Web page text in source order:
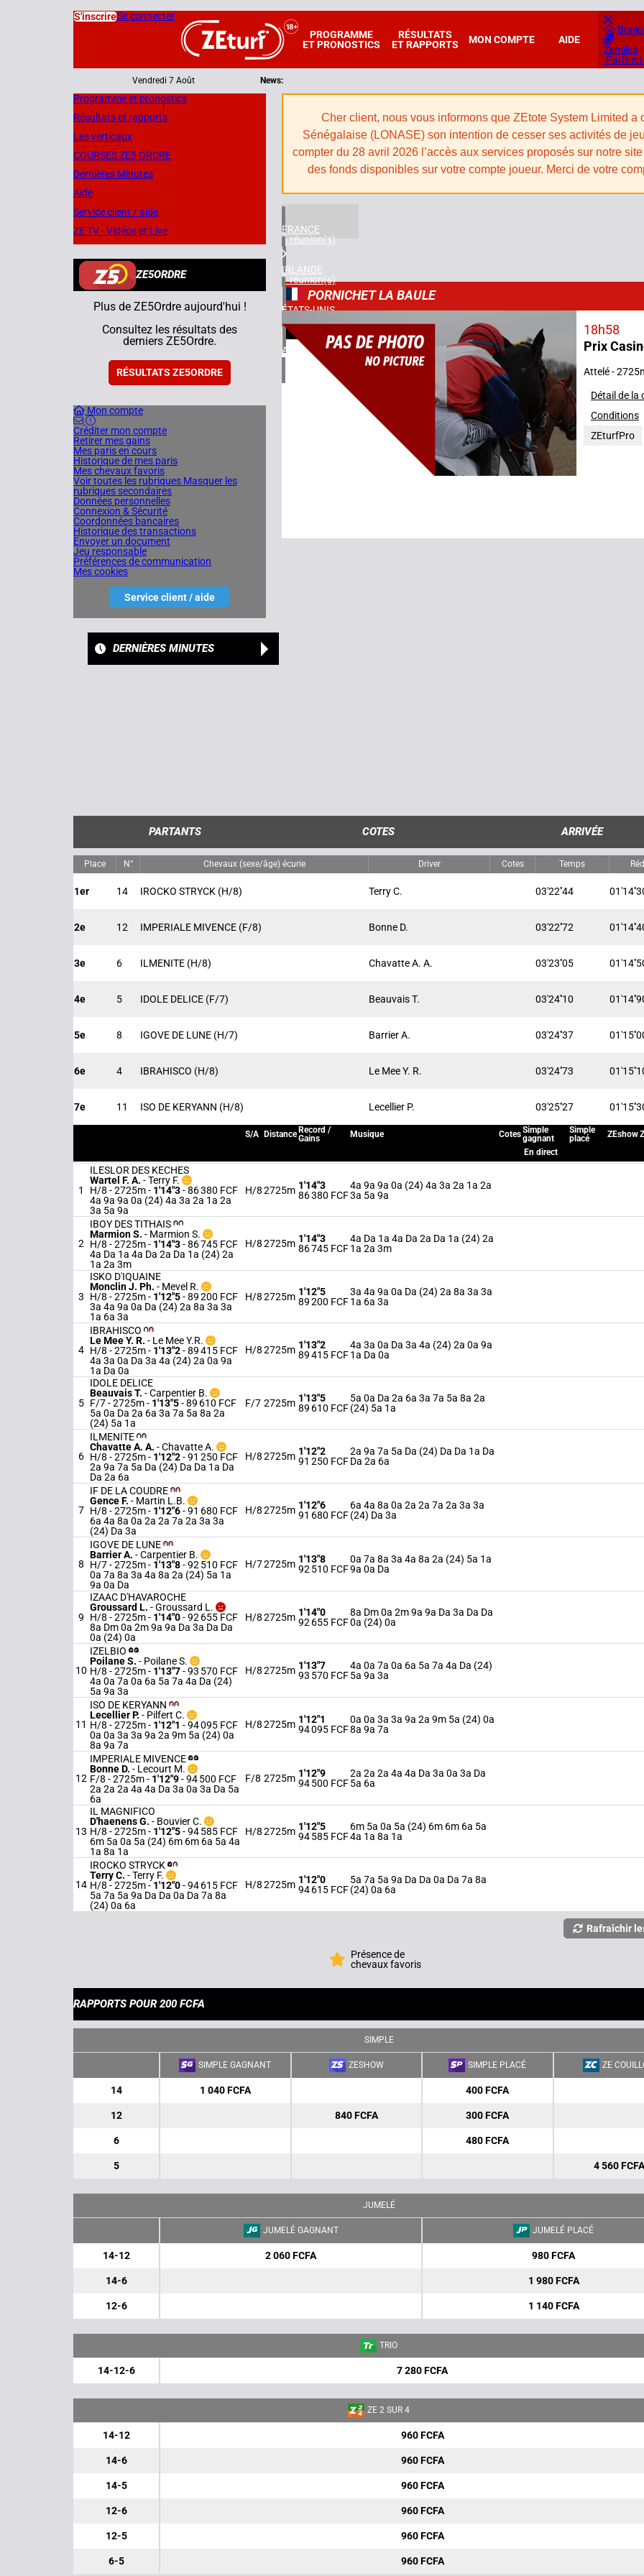
PROGRAMME
ET PRONOSTICS
RÉSULTATS
ET RAPPORTS
MON COMPTE AIDE
S'inscrireSe connecter
Zemiles
Paris
Vendredi 7 Août
|
News:
Programme et pronostics
Résultats et rapports
Les verticaux
COURSES ZE5 ORDRE
Dernières Minutes
Aide
Service client / aide
ZE TV - Vidéos et Live
ZE5ORDRE
Plus de ZE5Ordre aujourd'hui !
Consultez les résultats des
derniers ZE5Ordre.
RÉSULTATS ZE5ORDRE
Mon compte
Créditer mon compte
Retirer mes gains
Mes paris en cours
Historique de mes paris
Mes chevaux favoris
Voir toutes les rubriques Masquer les
rubriques secondaires
Données personnelles
Connexion & Sécurité
Coordonnées bancaires
Historique des transactions
Envoyer un document
Jeu responsable
Préférences de communication
Mes cookies
Service client / aide
Cher client, nous vous informons que ZEtote System Limited
Sénégalaise (LONASE) son intention de cesser ses activités de
compter du 28 avril 2026 l’accès aux services proposés sur notre
des fonds disponibles sur votre compte joueur. Merci de votre
FRANCE
6 réunion(s)
IRLANDE
1 réunion(s)
ÉTATS-UNIS
AFRIQUE DU SUD
1 réunion(s)
PORNICHET LA BAULE
1
19/07/2025
18h58
Prix
Attelé -
Détail de la
Conditions
ZEturfPro
DERNIÈRES MINUTES
PARTANTS COTES ARRIVÉE
Place N° Chevaux (sexe/âge) écurie Driver Cotes Temps
1er 14 IROCKO STRYCK (H/8) Terry C. 03'22''44
2e 12 IMPERIALE MIVENCE (F/8) Bonne D. 03'22''72
3e 6 ILMENITE (H/8) Chavatte A. A. 03'23''05
4e 5 IDOLE DELICE (F/7) Beauvais T. 03'24''10
5e 8 IGOVE DE LUNE (H/7) Barrier A. 03'24''37
6e 4 IBRAHISCO (H/8) Le Mee Y. R. 03'24''73
7e 11 ISO DE KERYANN (H/8) Lecellier P. 03'25''27
S/A Distance Record /
Gains
Musique CotesSimple
gagnant
Simple
placé
ZEshow
En direct
1
ILESLOR DES KECHES
Wartel F. A. -Terry F.
H/8 - 2725m- 1'14"3- 86 380 FCF
4a 9a 9a 0a (24) 4a 3a 2a 1a 2a
3a 5a 9a
H/82725m 1'14"3
86 380 FCF
4a 9a 9a 0a (24) 4a 3a 2a 1a 2a
3a 5a 9a
2
IBOY DES TITHAIS
Marmion S. - Marmion S.
H/8 - 2725m- 1'14"3- 86 745 FCF
4a Da 1a 4a Da 2a Da 1a (24) 2a
1a 2a 3m
H/82725m 1'14"3
86 745 FCF
4a Da 1a 4a Da 2a Da 1a (24) 2a
1a 2a 3m
3
ISKO D'IQUAINE
Monclin J. Ph. - Mevel R.
H/8 - 2725m- 1'12"5- 89 200 FCF
3a 4a 9a 0a Da (24) 2a 8a 3a 3a
1a 6a 3a
H/82725m 1'12"5
89 200 FCF
3a 4a 9a 0a Da (24) 2a 8a 3a 3a
1a 6a 3a
4
IBRAHISCO
Le Mee Y. R. - Le Mee Y.R.
H/8 - 2725m- 1'13"2- 89 415 FCF
4a 3a 0a Da 3a 4a (24) 2a 0a 9a
1a Da 0a
H/82725m 1'13"2
89 415 FCF
4a 3a 0a Da 3a 4a (24) 2a 0a 9a
1a Da 0a
5
IDOLE DELICE
Beauvais T. -Carpentier B.
F/7 - 2725m- 1'13"5- 89 610 FCF
5a 0a Da 2a 6a 3a 7a 5a 8a 2a
(24) 5a 1a
F/7 2725m 1'13"5
89 610 FCF
5a 0a Da 2a 6a 3a 7a 5a 8a 2a
(24) 5a 1a
6
ILMENITE
Chavatte A. A. -Chavatte A.
H/8 - 2725m- 1'12"2- 91 250 FCF
2a 9a 7a 5a Da (24) Da Da 1a Da
Da 2a 6a
H/82725m 1'12"2
91 250 FCF
2a 9a 7a 5a Da (24) Da Da 1a Da
Da 2a 6a
7
IF DE LA COUDRE
Gence F. - Martin L.B.
H/8 - 2725m- 1'12"6- 91 680 FCF
6a 4a 8a 0a 2a 2a 7a 2a 3a 3a
(24) Da 3a
H/82725m 1'12"6
91 680 FCF
6a 4a 8a 0a 2a 2a 7a 2a 3a 3a
(24) Da 3a
8
IGOVE DE LUNE
Barrier A. -Carpentier B.
H/7 - 2725m- 1'13"8- 92 510 FCF
0a 7a 8a 3a 4a 8a 2a (24) 5a 1a
9a 0a Da
H/72725m 1'13"8
92 510 FCF
0a 7a 8a 3a 4a 8a 2a (24) 5a 1a
9a 0a Da
9
IZAAC D'HAVAROCHE
Groussard L. -Groussard L.
H/8 - 2725m- 1'14"0- 92 655 FCF
8a Dm 0a 2m 9a 9a Da 3a Da Da
0a (24) 0a
H/82725m 1'14"0
92 655 FCF
8a Dm 0a 2m 9a 9a Da 3a Da Da
0a (24) 0a
10
IZELBIO
Poilane S. - Poilane S.
H/8 - 2725m- 1'13"7- 93 570 FCF
4a 0a 7a 0a 6a 5a 7a 4a Da (24)
5a 9a 3a
H/82725m 1'13"7
93 570 FCF
4a 0a 7a 0a 6a 5a 7a 4a Da (24)
5a 9a 3a
11
ISO DE KERYANN
Lecellier P. - Pilfert C.
H/8 - 2725m- 1'12"1 - 94 095 FCF
0a 0a 3a 3a 9a 2a 9m 5a (24) 0a
8a 9a 7a
H/82725m 1'12"1
94 095 FCF
0a 0a 3a 3a 9a 2a 9m 5a (24) 0a
8a 9a 7a
12
IMPERIALE MIVENCE
Bonne D. - Lecourt M.
F/8 - 2725m- 1'12"9- 94 500 FCF
2a 2a 2a 4a 4a Da 3a 0a 3a Da 5a
6a
F/8 2725m 1'12"9
94 500 FCF
2a 2a 2a 4a 4a Da 3a 0a 3a Da
5a 6a
13
IL MAGNIFICO
D'haenens G. - Bouvier C.
H/8 - 2725m- 1'12"5- 94 585 FCF
6m 5a 0a 5a (24) 6m 6m 6a 5a 4a
1a 8a 1a
H/82725m 1'12"5
94 585 FCF
6m 5a 0a 5a (24) 6m 6m 6a 5a
4a 1a 8a 1a
14
IROCKO STRYCK
Terry C. -Terry F.
H/8 - 2725m- 1'12"0- 94 615 FCF
5a 7a 5a 9a Da Da 0a Da 7a 8a
(24) 0a 6a
H/82725m 1'12"0
94 615 FCF
5a 7a 5a 9a Da Da 0a Da 7a 8a
(24) 0a 6a
Rafraîchir
Présence de
chevaux favoris
RAPPORTS POUR 200 FCFA
SIMPLE
SIMPLE GAGNANT ZESHOW SIMPLE PLACÉ ZE
14 1 040 FCFA 400 FCFA
12 840 FCFA 300 FCFA
6 480 FCFA
5 4 560 FCFA
JUMELÉ
JUMELÉ GAGNANT JUMELÉ PLACÉ
14-12 2 060 FCFA 980 FCFA
14-6 1 980 FCFA
12-6 1 140 FCFA
TRIO
14-12-6 7 280 FCFA
ZE 2 SUR 4
14-12 960 FCFA
14-6 960 FCFA
14-5 960 FCFA
12-6 960 FCFA
12-5 960 FCFA
6-5 960 FCFA